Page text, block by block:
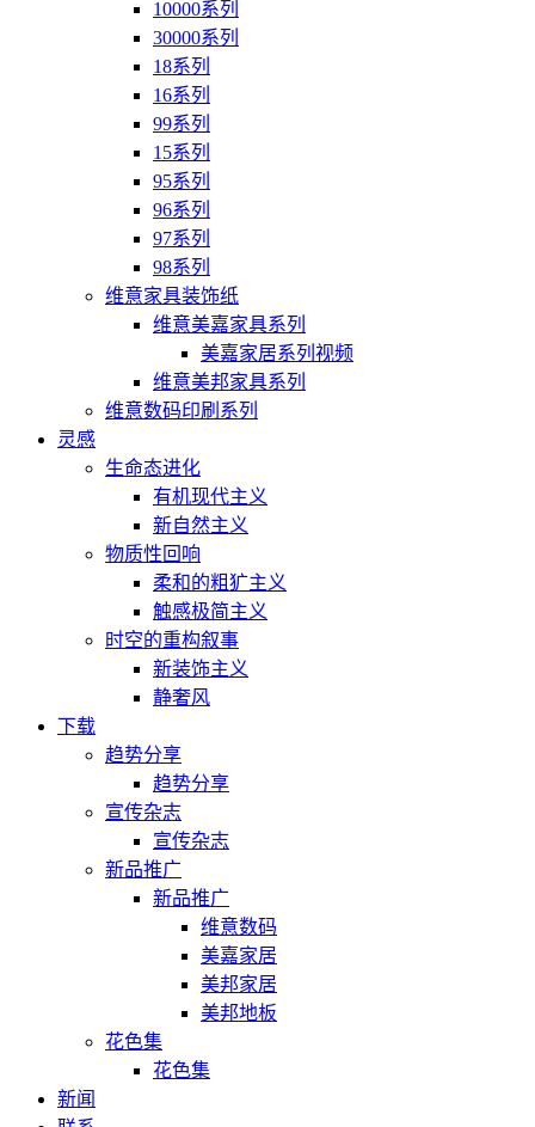
10000系列
30000系列
18系列
16系列
99系列
15系列
95系列
96系列
97系列
98系列
维意家具装饰纸
维意美嘉家具系列
美嘉家居系列视频
维意美邦家具系列
维意数码印刷系列
灵感
生命态进化
有机现代主义
新自然主义
物质性回响
柔和的粗犷主义
触感极简主义
时空的重构叙事
新装饰主义
静奢风
下载
趋势分享
趋势分享
宣传杂志
宣传杂志
新品推广
新品推广
维意数码
美嘉家居
美邦家居
美邦地板
花色集
花色集
新闻